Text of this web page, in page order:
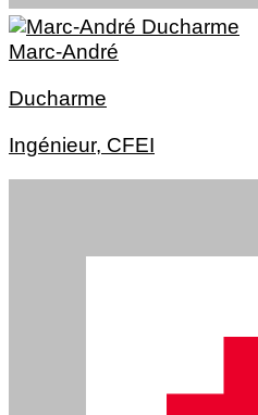
Marc-André
Ducharme
Ingénieur, CFEI